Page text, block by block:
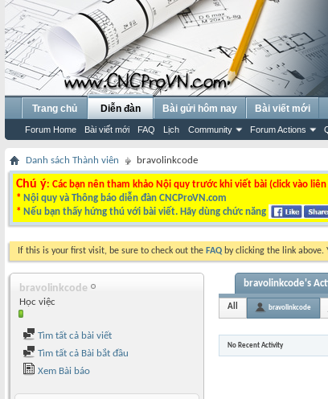
Trang chủ Diễn đàn
Forum Home Bài viết mới FAQ Lịch Community Forum Actions
Bài gửi hôm nay Bài viết mới
Danh sách Thành viên bravolinkcode
Chú ý: Các bạn nên tham khảo Nội quy trước khi viết bài (click vào
* Nội quy và Thông báo diễn đàn CNCProVN.com
* Nếu bạn thấy hứng thú với bài viết. Hãy dùng chức năng
If this is your first visit, be sure to check out the FAQ by clicking the link above.
bravolinkcode
Học việc
Tìm tất cả bài viết
Tìm tất cả Bài bắt đầu
Xem Bài báo
bravolinkcode's
All bravolinkcode
No Recent Activity